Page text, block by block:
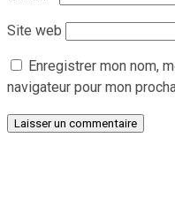
Site web
Enregistrer mon nom,
navigateur pour mon